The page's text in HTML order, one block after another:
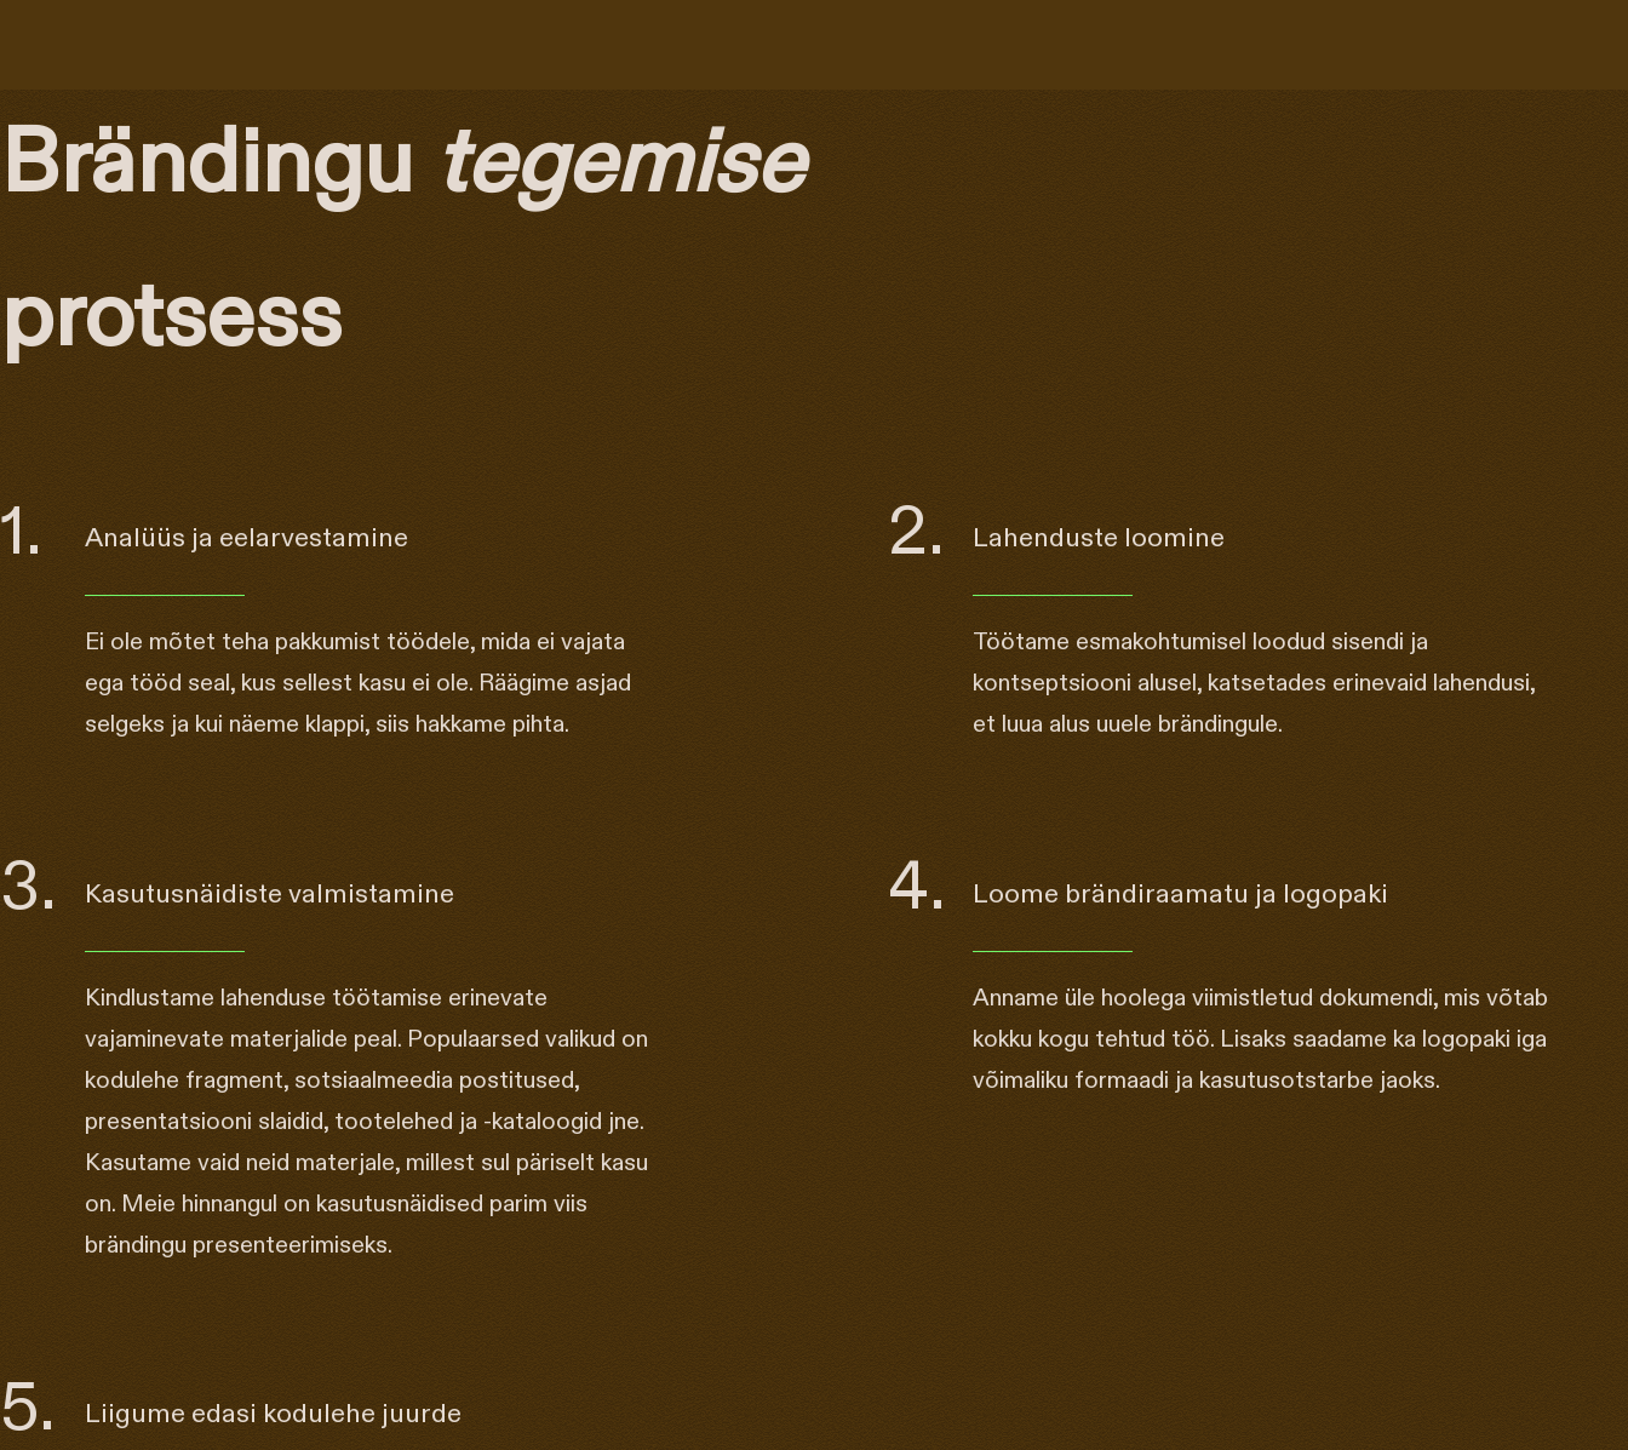
Brändingu tegemise
protsess
1. Analüüs ja eelarvestamine
Ei ole mõtet teha pakkumist töödele, mida ei vajata
ega tööd seal, kus sellest kasu ei ole. Räägime asjad
selgeks ja kui näeme klappi, siis hakkame pihta.
2. Lahenduste loomine
Töötame esmakohtumisel loodud sisendi ja
kontseptsiooni alusel, katsetades erinevaid lahendusi,
et luua alus uuele brändingule.
3. Kasutusnäidiste valmistamine
Kindlustame lahenduse töötamise erinevate
vajaminevate materjalide peal. Populaarsed valikud on
kodulehe fragment, sotsiaalmeedia postitused,
presentatsiooni slaidid, tootelehed ja -kataloogid jne.
Kasutame vaid neid materjale, millest sul päriselt kasu
on. Meie hinnangul on kasutusnäidised parim viis
brändingu presenteerimiseks.
4. Loome brändiraamatu ja logopaki
Anname üle hoolega viimistletud dokumendi, mis võtab
kokku kogu tehtud töö. Lisaks saadame ka logopaki iga
võimaliku formaadi ja kasutusotstarbe jaoks.
5. Liigume edasi kodulehe juurde